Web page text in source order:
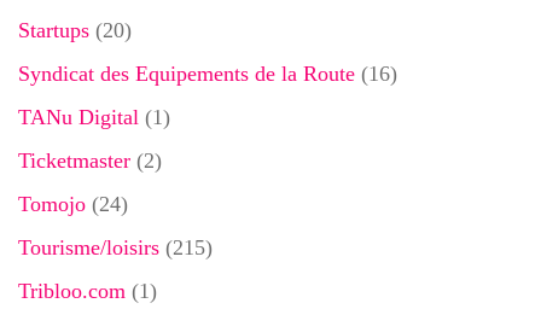
Startups (20)
Syndicat des Equipements de la Route (16)
TANu Digital (1)
Ticketmaster (2)
Tomojo (24)
Tourisme/loisirs (215)
Tribloo.com (1)